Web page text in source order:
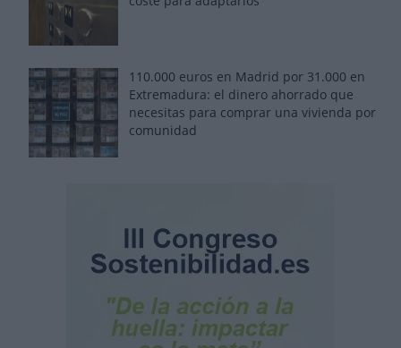
110.000 euros en Madrid por 31.000 en
Extremadura: el dinero ahorrado que
necesitas para comprar una vivienda por
comunidad